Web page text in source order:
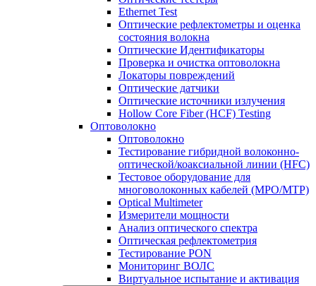
Ethernet Test
Оптические рефлектометры и оценка
состояния волокна
Оптические Идентификаторы
Проверка и очистка оптоволокна
Локаторы повреждений
Оптические датчики
Оптические источники излучения
Hollow Core Fiber (HCF) Testing
Оптоволокно
Оптоволокно
Тестирование гибридной волоконно-
оптической/коаксиальной линии (HFC)
Тестовое оборудование для
многоволоконных кабелей (MPO/MTP)
Optical Multimeter
Измерители мощности
Анализ оптического спектра
Оптическая рефлектометрия
Тестирование PON
Мониторинг ВОЛС
Виртуальное испытание и активация